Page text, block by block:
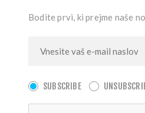
Bodite prvi, ki prejme naše
SUBSCRIBE